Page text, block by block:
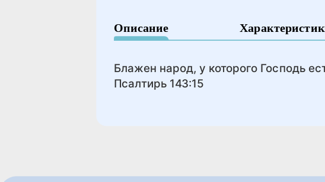
Описание
Блажен народ, у которого Господь
Псалтирь 143:15